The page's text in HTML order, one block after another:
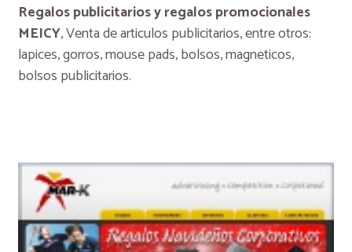
Regalos publicitarios y regalos promocionales
MEICY, Venta de articulos publicitarios, entre otros:
lapices, gorros, mouse pads, bolsos, magneticos,
bolsos publicitarios.